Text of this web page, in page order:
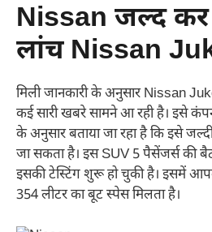
Nissan जल्द
लांच Nissan
मिली जानकारी के अनुसार Nissan
कई सारी खबरे सामने आ रही है। इसे
के अनुसार बताया जा रहा है कि इसे
जा सकता है। इस SUV 5 पैसेंजर्स की
इसकी टेस्टिंग शुरू हो चुकी है। इसमें
354 लीटर का बूट स्पेस मिलता है।